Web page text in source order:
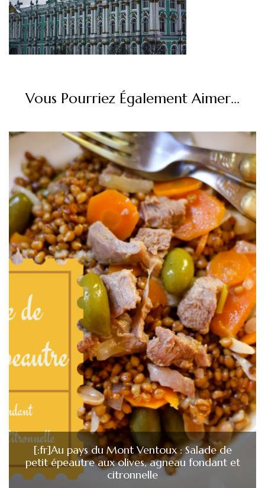
Vous Pourriez Également Aimer...
[:fr]Au pays du Mont Ventoux : Salade de
petit épeautre aux olives, agneau fondant et
citronnelle